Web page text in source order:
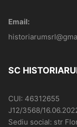
Email:
SC
CUI: 46312655
J12/3568/
Sediu social: str